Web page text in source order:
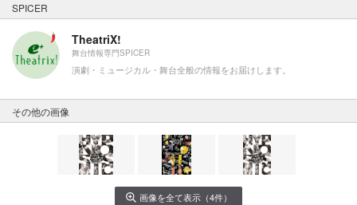
SPICER
TheatriX!
舞台情報専門SPICER
演劇・ミュージカル・舞台全般の情報をお届けします。
その他の画像
画像を全て表示（4件）